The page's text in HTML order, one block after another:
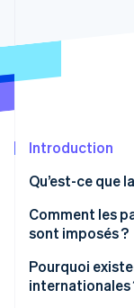
Radar
Atlas
Élimination du
Vérification de
Stripe
Introduction
Qu’est-ce que
Comment les
sont imposés ?
Pourquoi
internationales